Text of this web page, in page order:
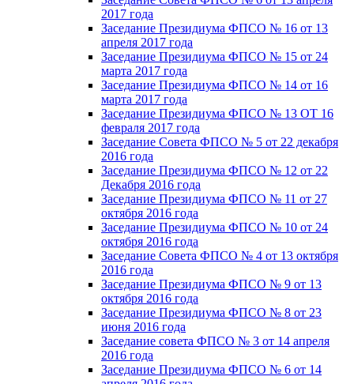
2017 года
Заседание Президиума ФПСО № 16 от 13
апреля 2017 года
Заседание Президиума ФПСО № 15 от 24
марта 2017 года
Заседание Президиума ФПСО № 14 от 16
марта 2017 года
Заседание Президиума ФПСО № 13 ОТ 16
февраля 2017 года
Заседание Совета ФПСО № 5 от 22 декабря
2016 года
Заседание Президиума ФПСО № 12 от 22
Декабря 2016 года
Заседание Президиума ФПСО № 11 от 27
октября 2016 года
Заседание Президиума ФПСО № 10 от 24
октября 2016 года
Заседание Совета ФПСО № 4 от 13 октября
2016 года
Заседание Президиума ФПСО № 9 от 13
октября 2016 года
Заседание Президиума ФПСО № 8 от 23
июня 2016 года
Заседание совета ФПСО № 3 от 14 апреля
2016 года
Заседание Президиума ФПСО № 6 от 14